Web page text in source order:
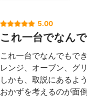
5.00
これ一台でなん
これ一台でなんでもでき
レンジ、オーブン、グ
しかも、取説にあるよ
おかずを考えるのが面